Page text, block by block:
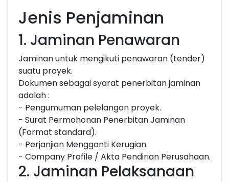
Jenis Penjaminan
1. Jaminan Penawaran
Jaminan untuk mengikuti penawaran (tender)
suatu proyek.
Dokumen sebagai syarat penerbitan jaminan
adalah :
- Pengumuman pelelangan proyek.
- Surat Permohonan Penerbitan Jaminan
(Format standard).
- Perjanjian Mengganti Kerugian.
- Company Profile / Akta Pendirian Perusahaan.
2. Jaminan Pelaksanaan